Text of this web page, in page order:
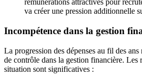
rémunérations attractives pour
va créer une pression additionnelle
Incompétence dans la gestion
La progression des dépenses au fil des
de contrôle dans la gestion financière. Les
situation sont significatives :